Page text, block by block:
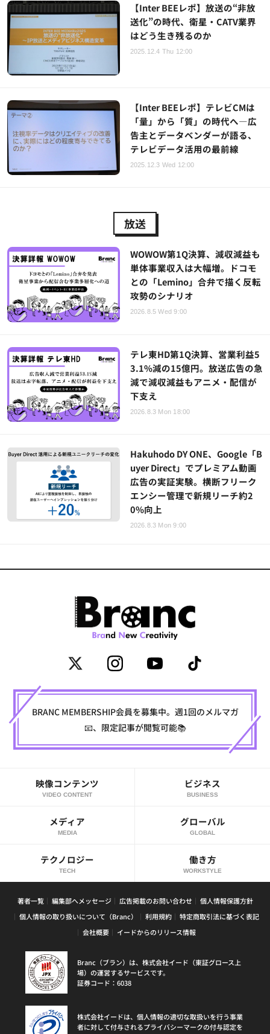
【Inter BEEレポ】放送の“非放
送化”の時代、衛星・CATV業界
はどう生き残るのか
2025.12.4 Thu 12:00
【Inter BEEレポ】テレビCMは
「量」から「質」の時代へ―広
告主とデータベンダーが語る、
テレビデータ活用の最前線
2025.12.3 Wed 12:00
放送
WOWOW第1Q決算、減収減益も
単体事業収入は大幅増。ドコモ
との「Lemino」合弁で描く反転
攻勢のシナリオ
2026.8.5 Wed 9:00
テレ東HD第1Q決算、営業利益5
3.1%減の15億円。放送広告の急
減で減収減益もアニメ・配信が
下支え
2026.8.3 Mon 18:00
Hakuhodo DY ONE、Google「B
uyer Direct」でプレミアム動画
広告の実証実験。横断フリーク
エンシー管理で新規リーチ約2
0%向上
2026.8.3 Mon 9:00
BRANC MEMBERSHIP会員を募集中。週1回のメルマガ
📧、限定記事が閲覧可能📚
映像コンテンツ
VIDEO CONTENT
ビジネス
BUSINESS
メディア
MEDIA
グローバル
GLOBAL
テクノロジー
TECH
働き方
WORKSTYLE
著者一覧 編集部へメッセージ 広告掲載のお問い合わせ
個人情報保護方針
個人情報の取り扱いについて（Branc）
利用規約
特定商取引法に基づく表記
会社概要
イードからのリリース情報
Branc（ブラン）は、株式会社イード（東証グロース上
場）の運営するサービスです。
証券コード：6038
株式会社イードは、個人情報の適切な取扱いを行う事業
者に対して付与されるプライバシーマークの付与認定を